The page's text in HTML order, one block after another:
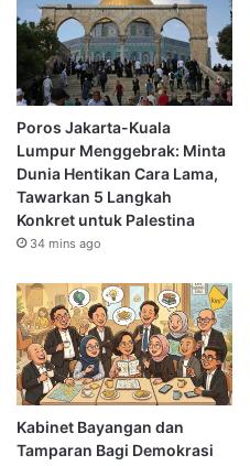
Poros Jakarta-Kuala
Lumpur Menggebrak: Minta
Dunia Hentikan Cara Lama,
Tawarkan 5 Langkah
Konkret untuk Palestina
34 mins ago
Kabinet Bayangan dan
Tamparan Bagi Demokrasi